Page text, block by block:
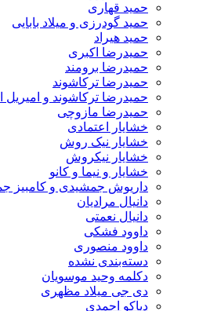
حمید قهاری
حمید گودرزی و میلاد بابایی
حمید هیراد
حمیدرضا اکبری
حمیدرضا برومند
حمیدرضا ترکاشوند
حمیدرضا ترکاشوند و امیریل
حمیدرضا مازوچی
خشایار اعتمادی
خشایار نیک روش
خشایار نیکروش
خشایار و نیما و کانو
داریوش جمشیدی و کامبیز
دانیال مرادیان
دانیال نعمتی
داوود فشکی
داوود منصوری
دسته‌بندی نشده
دکلمه وحید موسویان
دی جی میلاد مظهری
دیاکو احمدی